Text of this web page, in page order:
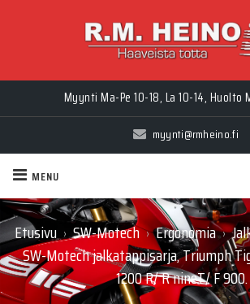
Myynti Ma-Pe 10-18, La 10-14, Huolto
myynti@rmheino.fi
MENU
Etusivu › SW-Motech › Ergonomia ›
SW-Motech jalkatappisarja, Triumph
1200 R/ R nineT/ F 900.